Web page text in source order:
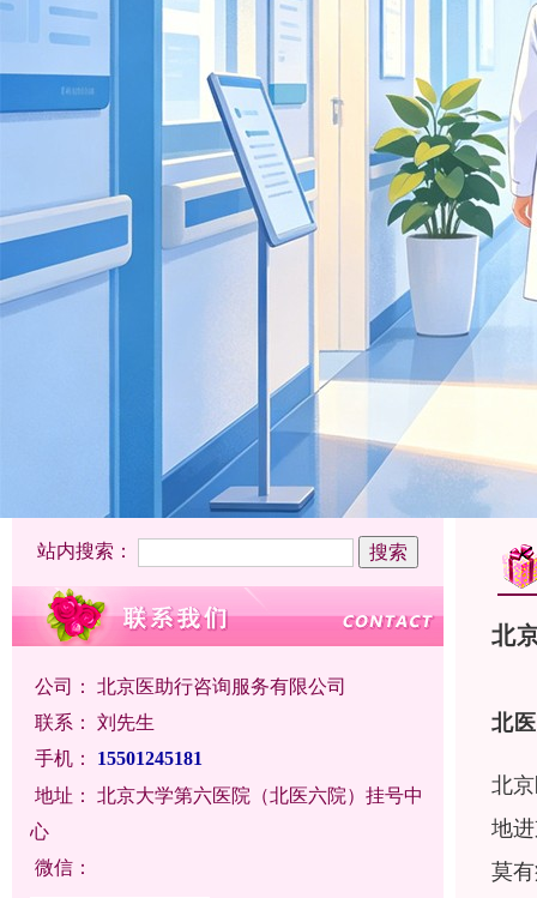
站内搜索：
公司： 北京医助行咨询服务有限公司
联系： 刘先生
手机：
15501245181
地址： 北京大学第六医院（北医六院）挂号中
心
微信：
北
北
北
地
莫